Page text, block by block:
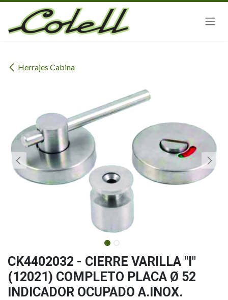
Ir al contenido
Herrajes Cabina
CK4402032 - CIERRE VARILLA "I"
(12021) COMPLETO PLACA Ø 52
INDICADOR OCUPADO A.INOX.